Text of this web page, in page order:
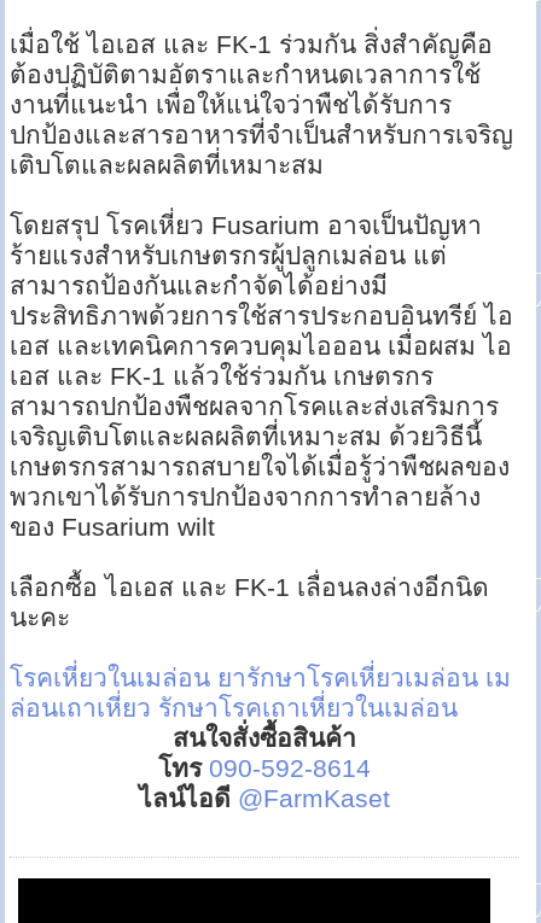
เมื่อใช้ ไอเอส และ FK-1 ร่วมกัน สิ่งสำคัญคือ
ต้องปฏิบัติตามอัตราและกำหนดเวลาการใช้
งานที่แนะนำ เพื่อให้แน่ใจว่าพืชได้รับการ
ปกป้องและสารอาหารที่จำเป็นสำหรับการเจริญ
เติบโตและผลผลิตที่เหมาะสม
โดยสรุป โรคเหี่ยว Fusarium อาจเป็นปัญหา
ร้ายแรงสำหรับเกษตรกรผู้ปลูกเมล่อน แต่
สามารถป้องกันและกำจัดได้อย่างมี
ประสิทธิภาพด้วยการใช้สารประกอบอินทรีย์ ไอ
เอส และเทคนิคการควบคุมไอออน เมื่อผสม ไอ
เอส และ FK-1 แล้วใช้ร่วมกัน เกษตรกร
สามารถปกป้องพืชผลจากโรคและส่งเสริมการ
เจริญเติบโตและผลผลิตที่เหมาะสม ด้วยวิธีนี้
เกษตรกรสามารถสบายใจได้เมื่อรู้ว่าพืชผลของ
พวกเขาได้รับการปกป้องจากการทำลายล้าง
ของ Fusarium wilt
เลือกซื้อ ไอเอส และ FK-1 เลื่อนลงล่างอีกนิด
นะคะ
โรคเหี่ยวในเมล่อน ยารักษาโรคเหี่ยวเมล่อน เม
ล่อนเถาเหี่ยว รักษาโรคเถาเหี่ยวในเมล่อน
สนใจสั่งซื้อสินค้า
โทร 090-592-8614
ไลน์ไอดี @FarmKaset